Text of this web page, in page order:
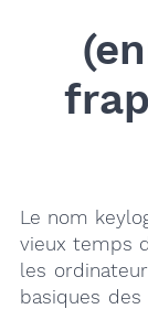
Le nom
vieux temps
les
basiques